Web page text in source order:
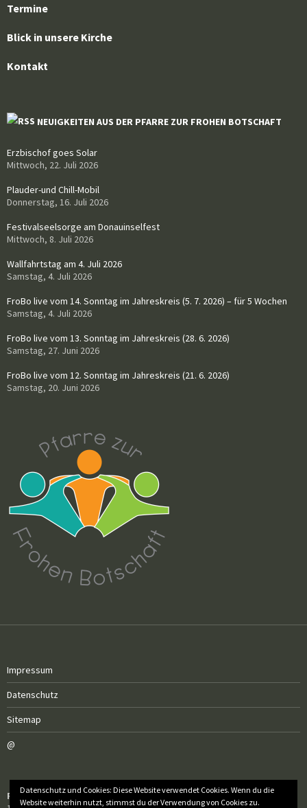
Termine
Blick in unsere Kirche
Kontakt
NEUIGKEITEN AUS DER PFARRE ZUR FROHEN BOTSCHAFT
Erzbischof goes Solar
Mittwoch, 22. Juli 2026
Plauder-und Chill-Mobil
Donnerstag, 16. Juli 2026
Festivalseelsorge am Donauinselfest
Mittwoch, 8. Juli 2026
Wallfahrtstag am 4. Juli 2026
Samstag, 4. Juli 2026
FroBo live vom 14. Sonntag im Jahreskreis (5. 7. 2026) – für 5 Wochen
Samstag, 4. Juli 2026
FroBo live vom 13. Sonntag im Jahreskreis (28. 6. 2026)
Samstag, 27. Juni 2026
FroBo live vom 12. Sonntag im Jahreskreis (21. 6. 2026)
Samstag, 20. Juni 2026
Impressum
Datenschutz
Sitemap
@
Röm.-kath. Pfarrgemeinde Sankt Elisabeth
Datenschutz und Cookies: Diese Website verwendet Cookies. Wenn du die
Website weiterhin nutzt, stimmst du der Verwendung von Cookies zu.